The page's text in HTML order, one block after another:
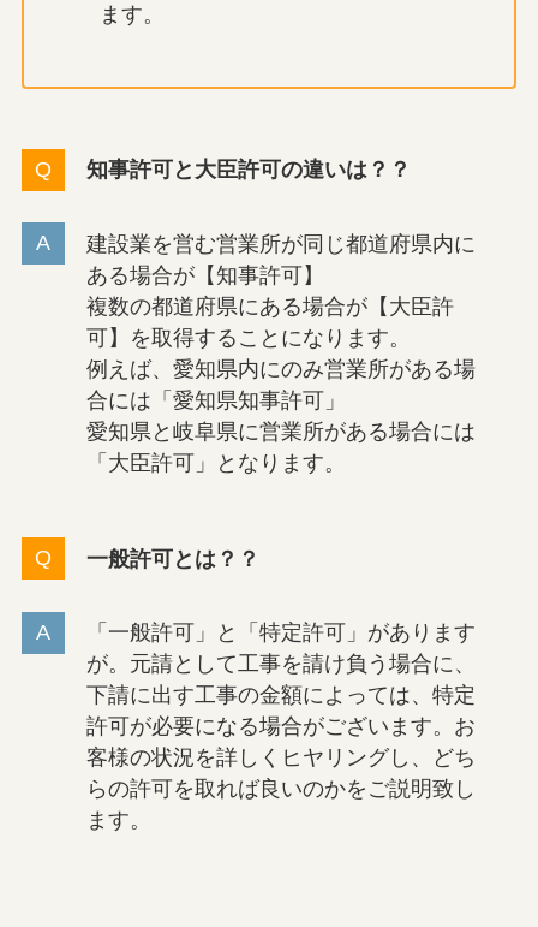
ます。
知事許可と大臣許可の違いは？？
建設業を営む営業所が同じ都道府県内に
ある場合が【知事許可】
複数の都道府県にある場合が【大臣許
可】を取得することになります。
例えば、愛知県内にのみ営業所がある場
合には「愛知県知事許可」
愛知県と岐阜県に営業所がある場合には
「大臣許可」となります。
一般許可とは？？
「一般許可」と「特定許可」があります
が。元請として工事を請け負う場合に、
下請に出す工事の金額によっては、特定
許可が必要になる場合がございます。お
客様の状況を詳しくヒヤリングし、どち
らの許可を取れば良いのかをご説明致し
ます。